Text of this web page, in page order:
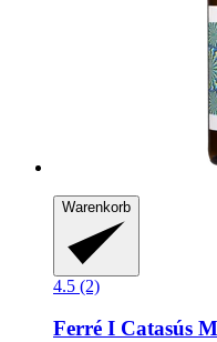
Warenkorb
4.5 (2)
Ferré I Catasús